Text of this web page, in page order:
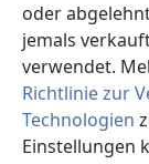
oder
jemals
verwendet.
Richtlinie zur
Technologien
Einstellungen
Watchtower
Copyright© 2026